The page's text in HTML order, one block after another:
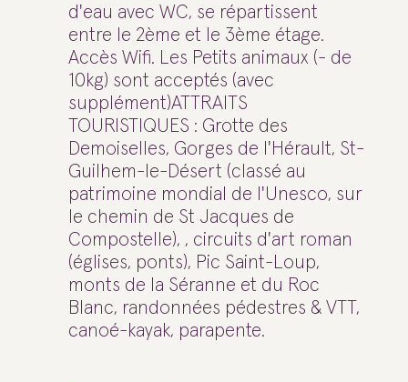
d'eau avec WC, se répartissent
entre le 2ème et le 3ème étage.
Accès Wifi. Les Petits animaux (- de
10kg) sont acceptés (avec
supplément)ATTRAITS
TOURISTIQUES : Grotte des
Demoiselles, Gorges de l'Hérault, St-
Guilhem-le-Désert (classé au
patrimoine mondial de l'Unesco, sur
le chemin de St Jacques de
Compostelle), , circuits d'art roman
(églises, ponts), Pic Saint-Loup,
monts de la Séranne et du Roc
Blanc, randonnées pédestres & VTT,
canoé-kayak, parapente.